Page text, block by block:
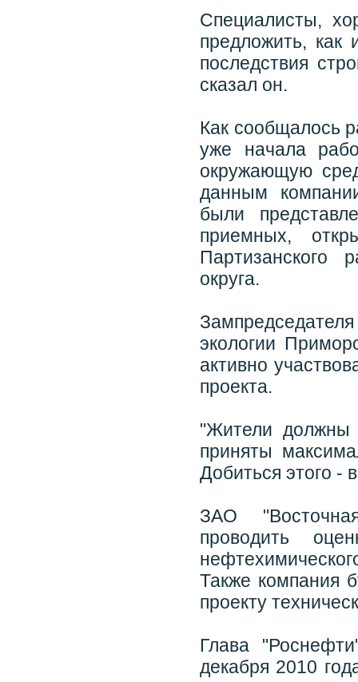
Специалисты,
предложить, как
последствия
сказал он.
Как сообщалось
уже начала
окружающую
данным
были
приемных,
Партизанского
округа.
экологии
активно
проекта.
"Жители должны
приняты
Добиться этого -
ЗАО
проводить
Также компания
проекту
Глава
декабря 2010